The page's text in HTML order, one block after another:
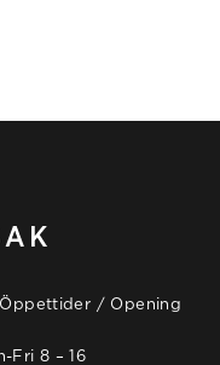
/ Opening
Fri 8 – 16